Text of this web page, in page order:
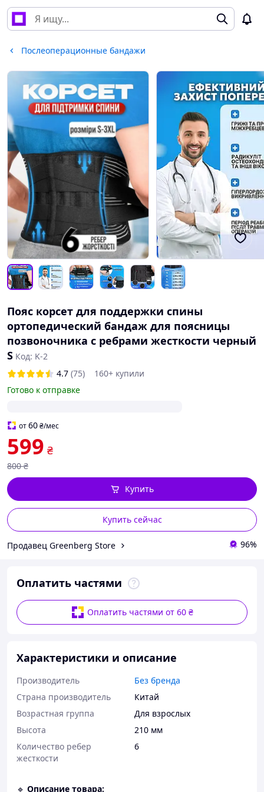
Послеоперационные бандажи
Пояс корсет для поддержки спины
ортопедический бандаж для поясницы
позвоночника с ребрами жесткости черный
S Код: K-2
4.7 (75)
160+ купили
Готово к отправке
от60₴/мес
599 ₴
800 ₴
Купить сейчас
Купить
Продавец Greenberg Store 96%
Оплатить частями
Оплатить частями от 60 ₴
Характеристики и описание
Производитель
Без бренда
Страна производитель
Китай
Возрастная группа
Для взрослых
Высота
210 мм
Количество ребер
жесткости
6
🔹 Описание товара: